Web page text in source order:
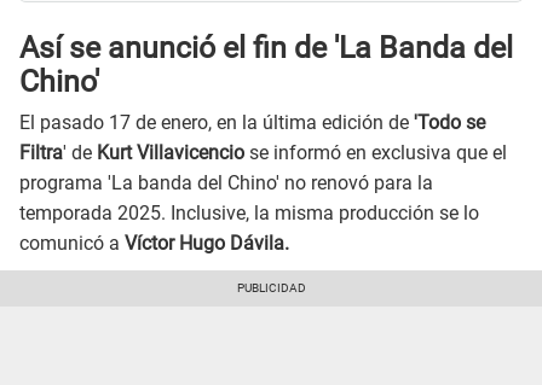
Así se anunció el fin de 'La Banda del
Chino'
El pasado 17 de enero, en la última edición de 'Todo se
Filtra' de Kurt Villavicencio se informó en exclusiva que el
programa 'La banda del Chino' no renovó para la
temporada 2025. Inclusive, la misma producción se lo
comunicó a Víctor Hugo Dávila.